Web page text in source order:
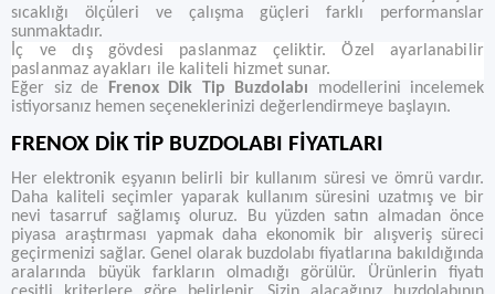
sıcaklığı ölçüleri ve çalışma güçleri farklı performanslar
sunmaktadır.
İç ve dış gövdesi paslanmaz çeliktir. Özel ayarlanabilir
paslanmaz ayakları ile kaliteli hizmet sunar.
Eğer siz de Frenox Dik Tip Buzdolabı modellerini incelemek
istiyorsanız hemen seçeneklerinizi değerlendirmeye başlayın.
FRENOX DİK TİP BUZDOLABI FİYATLARI
Her elektronik eşyanın belirli bir kullanım süresi ve ömrü vardır.
Daha kaliteli seçimler yaparak kullanım süresini uzatmış ve bir
nevi tasarruf sağlamış oluruz. Bu yüzden satın almadan önce
piyasa araştırması yapmak daha ekonomik bir alışveriş süreci
geçirmenizi sağlar. Genel olarak buzdolabı fiyatlarına bakıldığında
aralarında büyük farkların olmadığı görülür. Ürünlerin fiyatı